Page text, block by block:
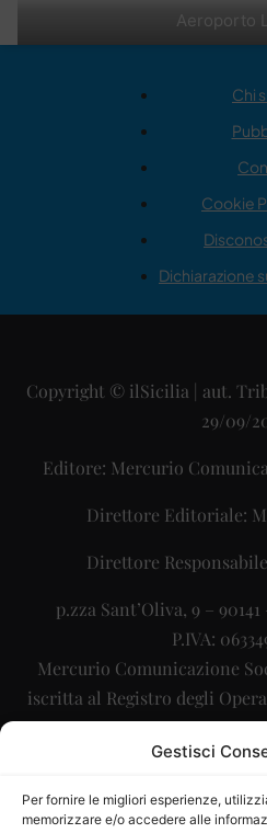
Gestisci
Per fornire le migliori esperienze,
memorizzare e/o accedere alle
Aeroporto
Chi
Cookie
Dichiarazione
Copyright © ilSicilia | aut.
29/09/
Editore: Mercurio
Direttore Editoriale:
Direttore
p.zza Sant’Oliva, 9 – 90141
P.IVA:
Mercurio Comunicazione
iscritta al Registro degli
numero